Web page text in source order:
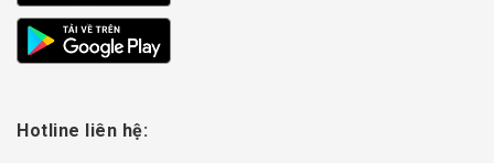
Hotline liên hệ: